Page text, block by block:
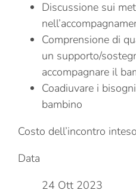
Discussione sui
Comprensione di
un supporto/
accompagnare il
Coadiuvare i
bambino
Costo dell’incontro
Data
24 Ott 2023